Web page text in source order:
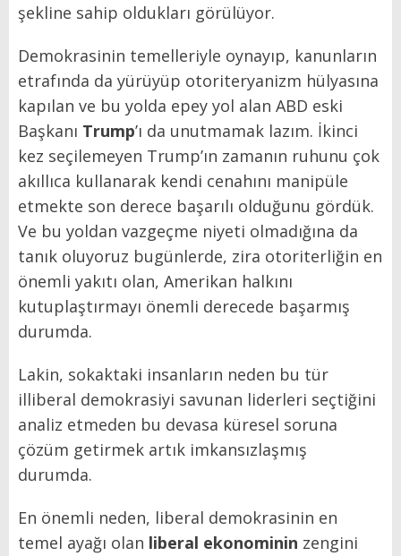
şekline sahip oldukları görülüyor.
Demokrasinin temelleriyle oynayıp, kanunların
etrafında da yürüyüp otoriteryanizm hülyasına
kapılan ve bu yolda epey yol alan ABD eski
Başkanı Trump’ı da unutmamak lazım. İkinci
kez seçilemeyen Trump’ın zamanın ruhunu çok
akıllıca kullanarak kendi cenahını manipüle
etmekte son derece başarılı olduğunu gördük.
Ve bu yoldan vazgeçme niyeti olmadığına da
tanık oluyoruz bugünlerde, zira otoriterliğin en
önemli yakıtı olan, Amerikan halkını
kutuplaştırmayı önemli derecede başarmış
durumda.
Lakin, sokaktaki insanların neden bu tür
illiberal demokrasiyi savunan liderleri seçtiğini
analiz etmeden bu devasa küresel soruna
çözüm getirmek artık imkansızlaşmış
durumda.
En önemli neden, liberal demokrasinin en
temel ayağı olan liberal ekonominin zengini